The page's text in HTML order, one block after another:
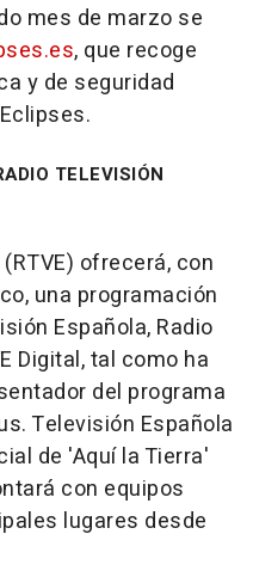
mes de marzo se
, que recoge
y de seguridad
TELEVISIÓN
ofrecerá, con
una programación
Española, Radio
Digital, tal como ha
del programa
Televisión Española
de 'Aquí la Tierra'
con equipos
lugares desde